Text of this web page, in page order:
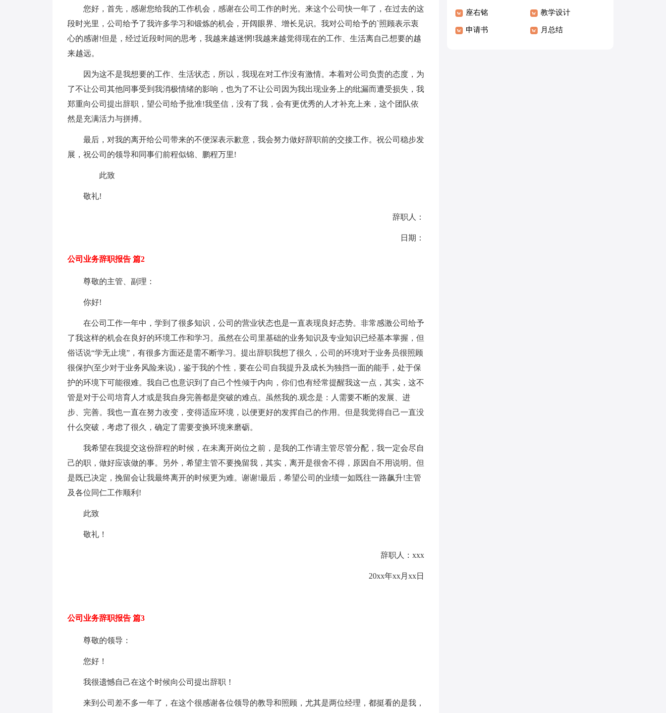
您好，首先，感谢您给我的工作机会，感谢在公司工作的时光。来这个公司快一年了，在过去的这
段时光里，公司给予了我许多学习和锻炼的机会，开阔眼界、增长见识。我对公司给予的`照顾表示衷
心的感谢!但是，经过近段时间的思考，我越来越迷惘!我越来越觉得现在的工作、生活离自己想要的越
来越远。
因为这不是我想要的工作、生活状态，所以，我现在对工作没有激情。本着对公司负责的态度，为
了不让公司其他同事受到我消极情绪的影响，也为了不让公司因为我出现业务上的纰漏而遭受损失，我
郑重向公司提出辞职，望公司给予批准!我坚信，没有了我，会有更优秀的人才补充上来，这个团队依
然是充满活力与拼搏。
最后，对我的离开给公司带来的不便深表示歉意，我会努力做好辞职前的交接工作。祝公司稳步发
展，祝公司的领导和同事们前程似锦、鹏程万里!
此致
敬礼!
辞职人：
日期：
公司业务辞职报告 篇2
尊敬的主管、副理：
你好!
在公司工作一年中，学到了很多知识，公司的营业状态也是一直表现良好态势。非常感激公司给予
了我这样的机会在良好的环境工作和学习。虽然在公司里基础的业务知识及专业知识已经基本掌握，但
俗话说“学无止境”，有很多方面还是需不断学习。提出辞职我想了很久，公司的环境对于业务员很照顾
很保护(至少对于业务风险来说)，鉴于我的个性，要在公司自我提升及成长为独挡一面的能手，处于保
护的环境下可能很难。我自己也意识到了自己个性倾于内向，你们也有经常提醒我这一点，其实，这不
管是对于公司培育人才或是我自身完善都是突破的难点。虽然我的.观念是：人需要不断的发展、进
步、完善。我也一直在努力改变，变得适应环境，以便更好的发挥自己的作用。但是我觉得自己一直没
什么突破，考虑了很久，确定了需要变换环境来磨砺。
我希望在我提交这份辞程的时候，在未离开岗位之前，是我的工作请主管尽管分配，我一定会尽自
己的职，做好应该做的事。另外，希望主管不要挽留我，其实，离开是很舍不得，原因自不用说明。但
是既已决定，挽留会让我最终离开的时候更为难。谢谢!最后，希望公司的业绩一如既往一路飙升!主管
及各位同仁工作顺利!
此致
敬礼！
辞职人：xxx
20xx年xx月xx日
公司业务辞职报告 篇3
尊敬的领导：
您好！
我很遗憾自己在这个时候向公司提出辞职！
来到公司差不多一年了，在这个很感谢各位领导的教导和照顾，尤其是两位经理，都挺看的是我，
座右铭 教学设计
申请书 月总结